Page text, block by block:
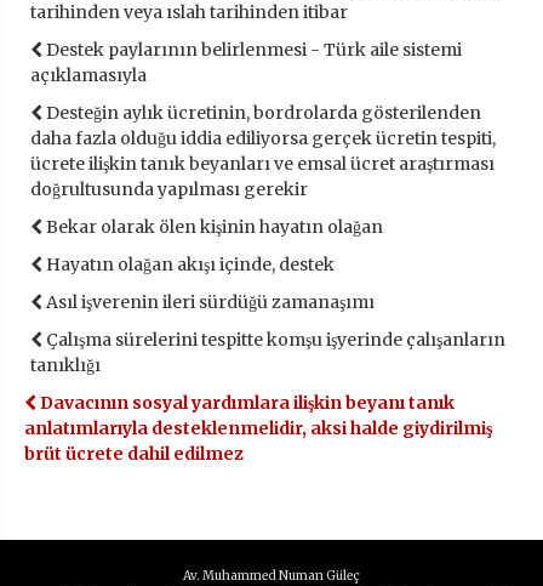
tarihinden veya ıslah tarihinden itibar
Destek paylarının belirlenmesi - Türk aile sistemi
açıklamasıyla
Desteğin aylık ücretinin, bordrolarda gösterilenden
daha fazla olduğu iddia ediliyorsa gerçek ücretin tespiti,
ücrete ilişkin tanık beyanları ve emsal ücret araştırması
doğrultusunda yapılması gerekir
Bekar olarak ölen kişinin hayatın olağan
Hayatın olağan akışı içinde, destek
Asıl işverenin ileri sürdüğü zamanaşımı
Çalışma sürelerini tespitte komşu işyerinde çalışanların
tanıklığı
Davacının sosyal yardımlara ilişkin beyanı tanık
anlatımlarıyla desteklenmelidir, aksi halde giydirilmiş
brüt ücrete dahil edilmez
Av. Muhammed Numan Güleç